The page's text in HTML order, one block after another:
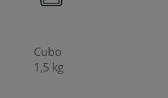
Cubo
1,5 kg